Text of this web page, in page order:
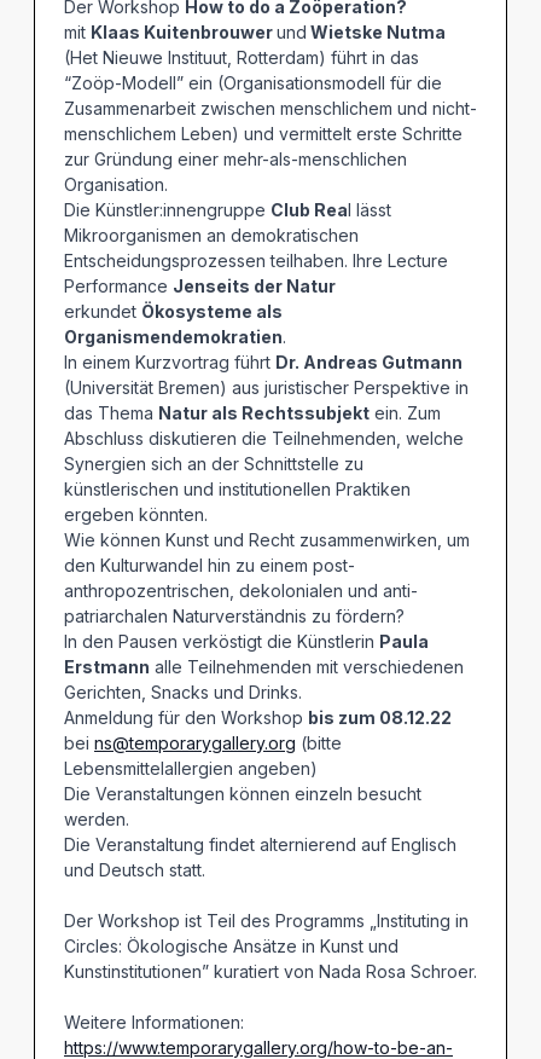
Der Workshop How to do a Zoöperation?
mit Klaas Kuitenbrouwerund Wietske Nutma
(Het Nieuwe Instituut, Rotterdam) führt in das
“Zoöp-Modell” ein (Organisationsmodell für die
Zusammenarbeit zwischen menschlichem und nicht-
menschlichem Leben) und vermittelt erste Schritte
zur Gründung einer mehr-als-menschlichen
Organisation.
Die Künstler:innengruppe Club Real lässt
Mikroorganismen an demokratischen
Entscheidungsprozessen teilhaben. Ihre Lecture
Performance Jenseits der Natur
erkundet Ökosysteme als
Organismendemokratien.
In einem Kurzvortrag führt Dr. Andreas Gutmann
(Universität Bremen) aus juristischer Perspektive in
das Thema Natur als Rechtssubjekt ein. Zum
Abschluss diskutieren die Teilnehmenden, welche
Synergien sich an der Schnittstelle zu
künstlerischen und institutionellen Praktiken
ergeben könnten.
Wie können Kunst und Recht zusammenwirken, um
den Kulturwandel hin zu einem post-
anthropozentrischen, dekolonialen und anti-
patriarchalen Naturverständnis zu fördern?
In den Pausen verköstigt die Künstlerin Paula
Erstmann alle Teilnehmenden mit verschiedenen
Gerichten, Snacks und Drinks.
Anmeldung für den Workshop bis zum 08.12.22
bei ns@temporarygallery.org (bitte
Lebensmittelallergien angeben)
Die Veranstaltungen können einzeln besucht
werden.
Die Veranstaltung findet alternierend auf Englisch
und Deutsch statt.
Der Workshop ist Teil des Programms „Instituting in
Circles: Ökologische Ansätze in Kunst und
Kunstinstitutionen” kuratiert von Nada Rosa Schroer.
Weitere Informationen:
https://www.temporarygallery.org/how-to-be-an-